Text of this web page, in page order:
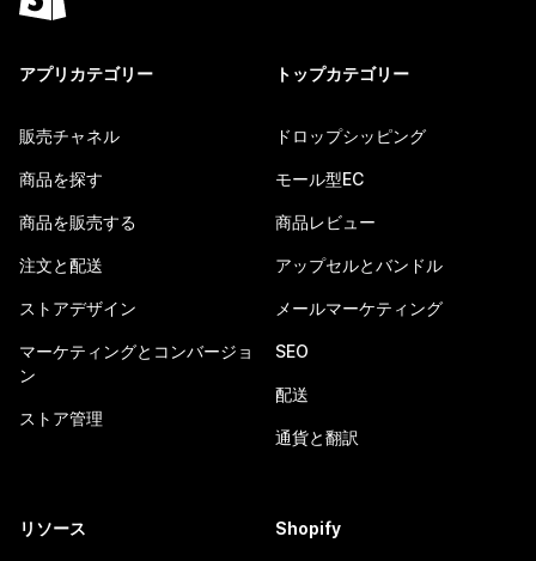
アプリカテゴリー
販売チャネル
商品を探す
商品を販売する
注文と配送
ストアデザイン
マーケティングとコンバージョ
ン
ストア管理
トップカテゴリー
ドロップシッピング
モール型EC
商品レビュー
アップセルとバンドル
メールマーケティング
SEO
配送
通貨と翻訳
リソース Shopify